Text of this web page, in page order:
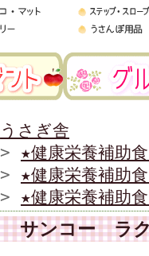
うさぎ舎
> ★健康栄養補助
> ★健康栄養補助
> ★健康栄養補助
サンコー ラ